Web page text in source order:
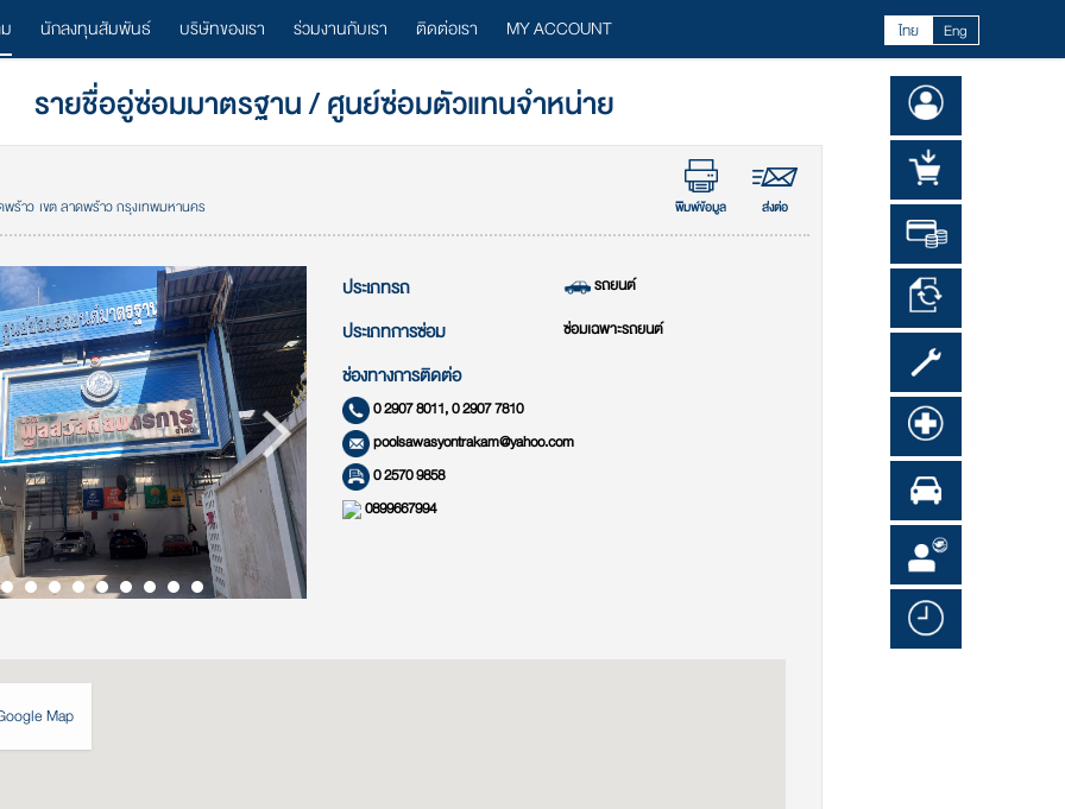
นักลงทุนสัมพันธ์ บริษัทของเรา ร่วมงานกับเรา ติดต่อเรา MY ACCOUNT ไทย Eng
รายชื่ออู่ซ่อมมาตรฐาน / ศูนย์ซ่อมตัวแทนจำหน่าย
ร้าว เขต ลาดพร้าว กรุงเทพมหานคร พิมพ์ข้อมูล ส่งต่อ
ประเภทรถ รถยนต์
ประเภทการซ่อม ซ่อมเฉพาะรถยนต์
ช่องทางการติดต่อ
0 2907 8011, 0 2907 7810
poolsawasyontrakam@yahoo.com
0 2570 9858
0899667994
Map